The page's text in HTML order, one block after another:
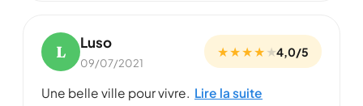
L Luso
09/07/2021
★ ★ ★ ★★4,0/5
Une belle ville pour vivre. Lire la suite